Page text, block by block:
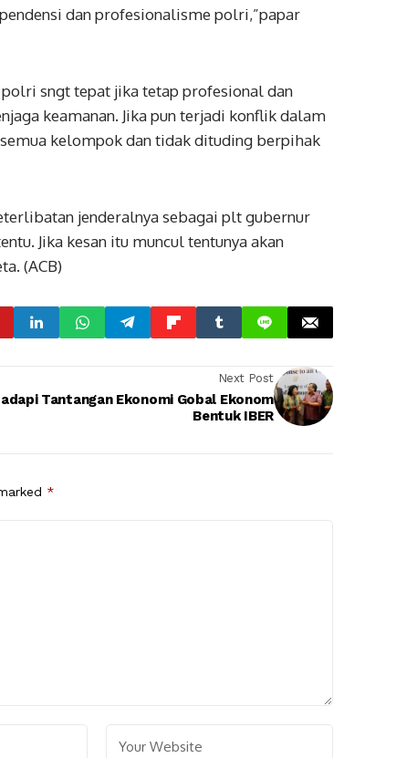
dan profesionalisme polri,”papar
sngt tepat jika tetap profesional dan
keamanan. Jika pun terjadi konflik dalam
kelompok dan tidak dituding berpihak
jenderalnya sebagai plt gubernur
Jika kesan itu muncul tentunya akan
(ACB)
Next Post
Tantangan Ekonomi Gobal Ekonom
Bentuk IBER
*